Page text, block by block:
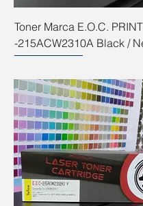
Toner Marca E.O.C.
-215ACW2310A Black /